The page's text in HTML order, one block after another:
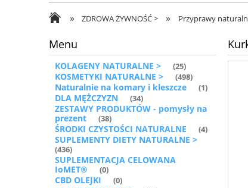
ZDROWA ŻYWNOŚĆ
» ZDROWA ŻYWNOŚĆ > » Przyprawy
Menu
KOLAGENY NATURALNE > (25)
KOSMETYKI NATURALNE > (498)
Naturalnie na komary i kleszcze (1)
DLA MĘŻCZYZN (34)
ZESTAWY PRODUKTÓW - pomysły na
prezent
(38)
ŚRODKI CZYSTOŚCI NATURALNE (4)
SUPLEMENTY DIETY NATURALNE >
(436)
SUPLEMENTACJA CELOWANA
IoMET®
(0)
CBD OLEJKI (0)